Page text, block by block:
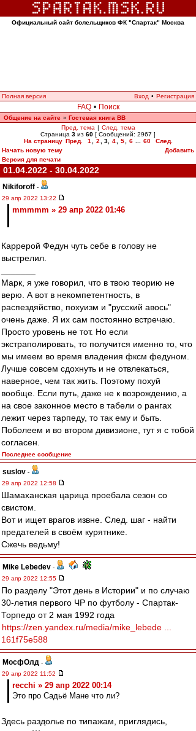
Официальный сайт болельщиков ФК "Спартак" Москва
Полная версия Вход • Регистрация
FAQ • Поиск
Общение на сайте » Гостевая книга ВВ
Пред. тема | След. тема
Страница 3 из 60 [ Сообщений: 2967 ]
На страницу Пред. 1 2 3, 4 5 6 60
След.
Начать новую тему
Добавить
Версия для печати
01.04.2022 - 30.04.2022
Nikiforoff -
29 апр 2022 13:22
mmmmm » 29 апр 2022 01:46
Каррерой Федун чуть себе в голову не
выстрелил.
Марк, я уже говорил, что в твою теорию не
верю. А вот в некомпетентность, в
распездяйство, похуизм и "русский авось"
очень даже. Я их сам постоянно встречаю.
Просто уровень не тот. Но если
экстраполировать, то получится именно то, что
мы имеем во время владения фксм федуном.
Лучше совсем сдохнуть и не отвлекаться,
наверное, чем так жить. Поэтому похуй
вообще. Если путь, даже не к возрождению, а
на свое законное место в табели о рангах
лежит через тарпеду, то так ему и быть.
Поболеем и во втором дивизионе, тут я с тобой
согласен.
Последнее сообщение
suslov -
29 апр 2022 12:58
Шамаханская царица проебала сезон со
свистом.
Вот и ищет врагов извне. След. шаг - найти
предателей в своём курятнике.
Сжечь ведьму!
Mike Lebedev -
29 апр 2022 12:55
По разделу "Этот день в Истории" и по случаю
30-летия первого ЧР по футболу - Спартак-
Торпедо от 2 мая 1992 года
https://zen.yandex.ru/media/mike_lebede ...
161f75e588
МосфОлд -
29 апр 2022 11:52
recchi » 29 апр 2022 00:14
Это про Садьё Мане что ли?
Здесь раздолье по типажам, приглядись,